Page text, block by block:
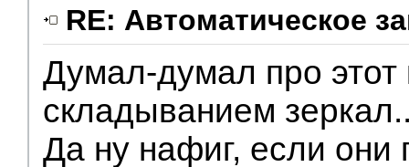
RE: Автоматическое
Думал-думал про этот
складыванием
Да ну нафиг, если они